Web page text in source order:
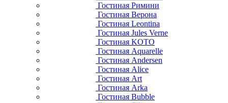
Гостиная Римини
Гостиная Верона
Гостиная Leontina
Гостиная Jules Verne
Гостиная KOTO
Гостиная Aquarelle
Гостиная Andersen
Гостиная Alice
Гостиная Art
Гостиная Arka
Гостиная Bubble